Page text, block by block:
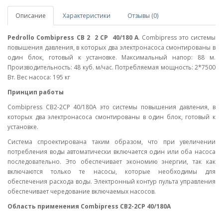
Описание Характеристики Отзывы (0)
Pedrollo Combipress CB 2 2 CP 40/180 A. Combipress это системы
повышения давления, в которых два электронасоса смонтированы в
один блок, готовый к установке. Максимальный напор: 88 м.
Производительность: 48 куб. м/час. Потребляемая мощность: 2*7500
Вт. Вес насоса: 195 кг
Принцип работы
Combipress CB2-2CP 40/180A это системы повышения давления, в
которых два электронасоса смонтированы в один блок, готовый к
установке.
Система спроектирована таким образом, что при увеличении
потребления воды автоматически включается один или оба насоса
последовательно. Это обеспечивает экономию энергии, так как
включаются только те насосы, которые необходимы для
обеспечения расхода воды. Электронный контур пульта управления
обеспечивает чередование включаемых насосов.
Область применения Combipress CB2-2CP 40/180A